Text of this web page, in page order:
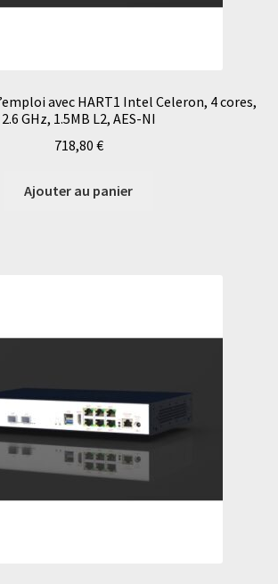
avec HART1 Intel Celeron, 4 cores,
2.6 GHz, 1.5MB L2, AES-NI
718,80 €
Ajouter au panier